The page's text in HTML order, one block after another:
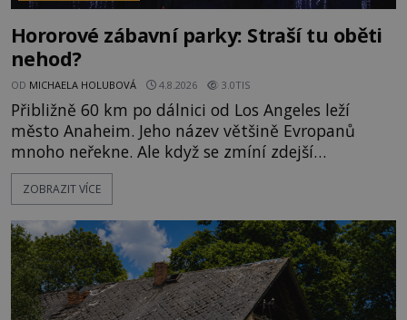
Hororové zábavní parky: Straší tu oběti
nehod?
OD MICHAELA HOLUBOVÁ 4.8.2026 3.0TIS
Přibližně 60 km po dálnici od Los Angeles leží
město Anaheim. Jeho název většině Evropanů
mnoho neřekne. Ale když se zmíní zdejší
Disneyland, je hned jasno. Zábavní park vyroste na
poklidném místě bývalého sadu pomerančovníků.
kolem 17 000 000 zábavychtivých lidí ročně. A ač je
velká snaha to utajit, někteří z
ZOBRAZIT VÍCE